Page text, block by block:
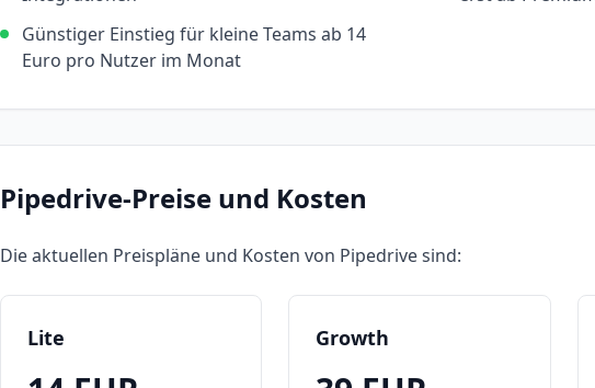
Günstiger Einstieg für kleine Teams ab 14
Euro pro Nutzer im Monat
Pipedrive-Preise und Kosten
Die aktuellen Preispläne und Kosten von Pipedrivesind:
Lite Growth